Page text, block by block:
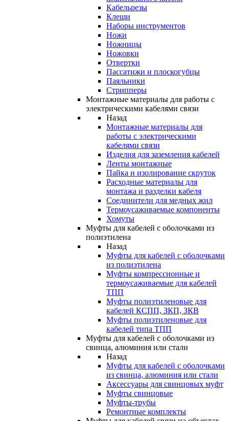
Кабельрезы
Клещи
Наборы инструментов
Ножи
Ножницы
Ножовки
Отвертки
Пассатижи и плоскогубцы
Паяльники
Стрипперы
Монтажные материалы для работы с
электрическими кабелями связи
Назад
Монтажные материалы для
работы с электрическими
кабелями связи
Изделия для заземления кабелей
Ленты монтажные
Пайка и изолирование скруток
Расходные материалы для
монтажа и разделки кабеля
Соединители для медных жил
Термоусаживаемые компоненты
Хомуты
Муфты для кабелей с оболочками из
полиэтилена
Назад
Муфты для кабелей с оболочками
из полиэтилена
Муфты компрессионные и
термоусаживаемые для кабелей
ТПП
Муфты полиэтиленовые для
кабелей КСПП, ЗКП, ЗКВ
Муфты полиэтиленовые для
кабелей типа ТПП
Муфты для кабелей с оболочками из
свинца, алюминия или стали
Назад
Муфты для кабелей с оболочками
из свинца, алюминия или стали
Аксессуары для свинцовых муфт
Муфты свинцовые
Муфты-трубы
Ремонтные комплекты